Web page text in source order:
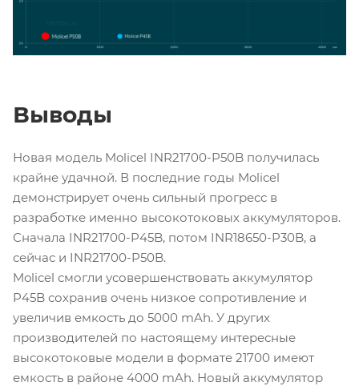
Выводы
Новая модель Molicel INR21700-P50B получилась
крайне удачной. В последние годы Molicel
демонстрирует очень сильный прогресс в
разработке именно высокотоковых аккумуляторов.
Сначала INR21700-P45B, потом INR18650-P30B, а
сейчас и INR21700-P50B.
Molicel смогли усовершенствовать аккумулятор
P45B сохранив очень низкое сопротивление и
увеличив емкость до 5000 mAh. У других
производителей по настоящему интересные
высокотоковые модели в формате 21700 имеют
емкость в районе 4000 mAh. Новый аккумулятор